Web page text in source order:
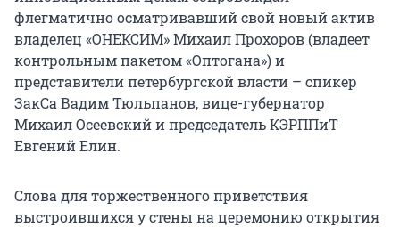
флегматично осматривавший свой новый актив
владелец «ОНЕКСИМ» Михаил Прохоров (владеет
контрольным пакетом «Оптогана») и
представители петербургской власти – спикер
ЗакСа Вадим Тюльпанов, вице-губернатор
Михаил Осеевский и председатель КЭРППиТ
Евгений Елин.
Слова для торжественного приветствия
выстроившихся у стены на церемонию открытия